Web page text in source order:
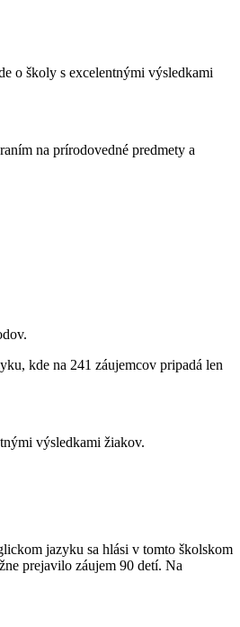
o školy s excelentnými výsledkami
na prírodovedné predmety a
kde na 241 záujemcov pripadá len
výsledkami žiakov.
jazyku sa hlási v tomto školskom
prejavilo záujem 90 detí. Na